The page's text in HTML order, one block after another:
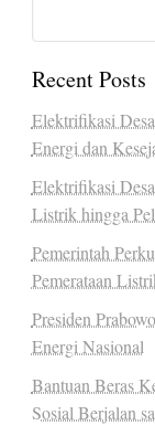
Recent Posts
Elektrifikasi
Energi dan
Elektrifikasi
Listrik hingga
Pemerintah
Pemerataan
Presiden
Energi Nasional
Bantuan Beras
Sosial Berjalan